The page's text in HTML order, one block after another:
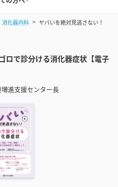
消化器内科
ヤバいを絶対見逃さない！
で診分ける消化器症状【電子
進支援センター長